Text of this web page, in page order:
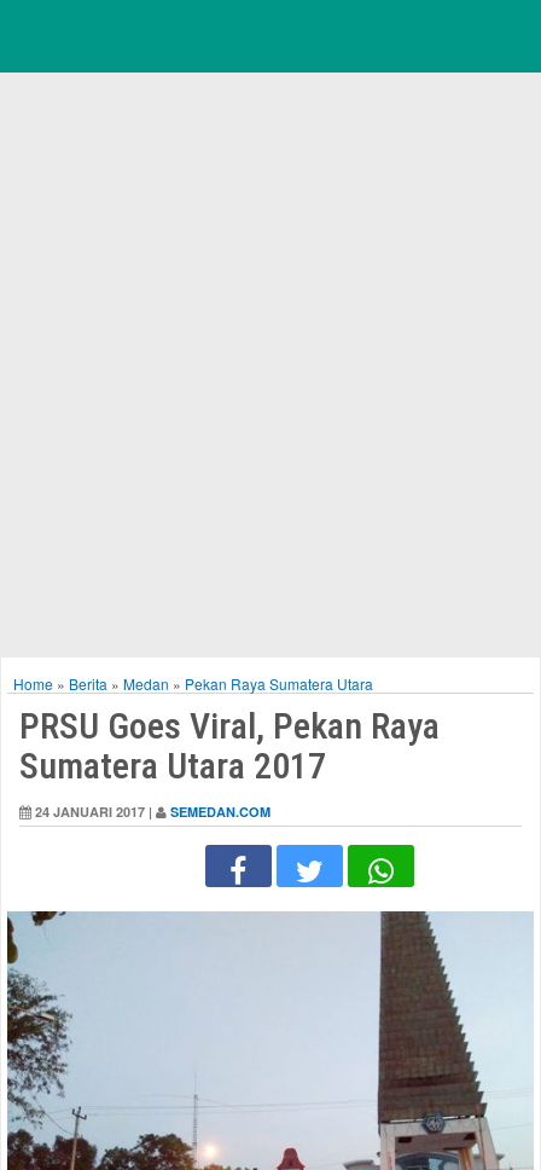
Home » Berita » Medan » Pekan Raya Sumatera Utara
PRSU Goes Viral, Pekan Raya
Sumatera Utara 2017
24 JANUARI 2017 | SEMEDAN.COM